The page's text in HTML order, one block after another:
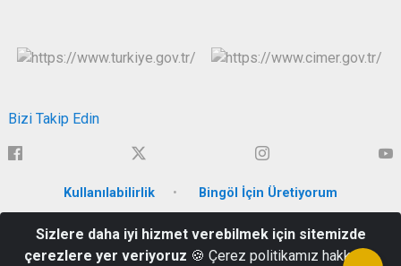
Bizi Takip Edin
Kullanılabilirlik Bingöl İçin Üretiyorum
İnönü Mahallesi Genç Caddesi No:24 Hükümet Konağı / BİNGÖL
Sizlere daha iyi hizmet verebilmek için sitemizde
çerezlere yer veriyoruz 🍪 Çerez politikamız hakkında